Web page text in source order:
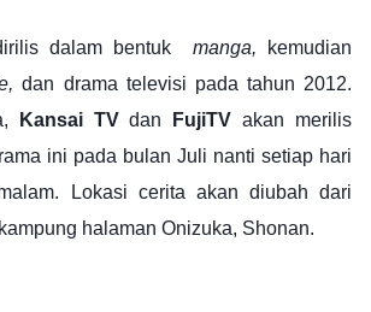
dalam bentuk manga, kemudian
dan drama televisi pada tahun 2012.
Kansai TVdan FujiTVakan merilis
ini pada bulan Juli nanti setiap hari
Lokasi cerita akan diubah dari
halaman Onizuka, Shonan.